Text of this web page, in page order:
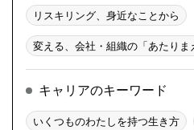
リスキリング、身近なことから
変える、会社・組織の「あたりま
キャリアのキーワード
いくつものわたしを持つ生き方